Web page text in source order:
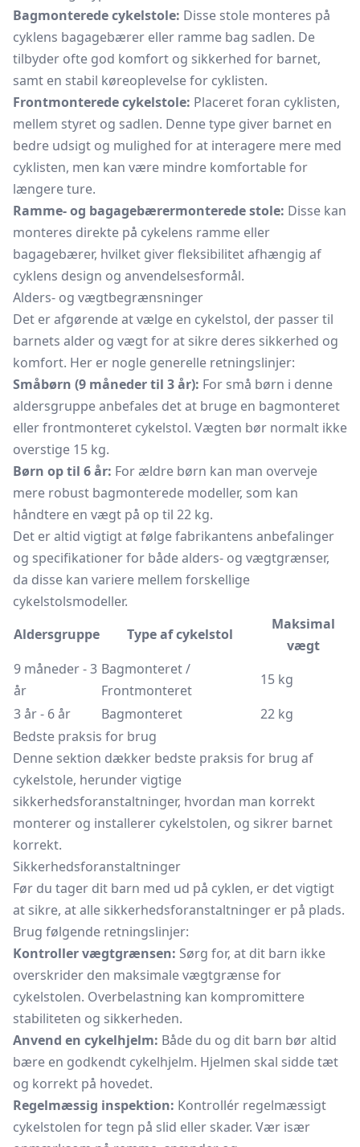
Bagmonterede cykelstole: Disse stole monteres på
cyklens bagagebærer eller ramme bag sadlen. De
tilbyder ofte god komfort og sikkerhed for barnet,
samt en stabil køreoplevelse for cyklisten.
Frontmonterede cykelstole: Placeret foran cyklisten,
mellem styret og sadlen. Denne type giver barnet en
bedre udsigt og mulighed for at interagere mere med
cyklisten, men kan være mindre komfortable for
længere ture.
Ramme- og bagagebærermonterede stole: Disse kan
monteres direkte på cykelens ramme eller
bagagebærer, hvilket giver fleksibilitet afhængig af
cyklens design og anvendelsesformål.
Alders- og vægtbegrænsninger
Det er afgørende at vælge en cykelstol, der passer til
barnets alder og vægt for at sikre deres sikkerhed og
komfort. Her er nogle generelle retningslinjer:
Småbørn (9 måneder til 3 år): For små børn i denne
aldersgruppe anbefales det at bruge en bagmonteret
eller frontmonteret cykelstol. Vægten bør normalt ikke
overstige 15 kg.
Børn op til 6 år: For ældre børn kan man overveje
mere robust bagmonterede modeller, som kan
håndtere en vægt på op til 22 kg.
Det er altid vigtigt at følge fabrikantens anbefalinger
og specifikationer for både alders- og vægtgrænser,
da disse kan variere mellem forskellige
cykelstolsmodeller.
Aldersgruppe
Type af cykelstol
Maksimal
vægt
9 måneder - 3
år
Bagmonteret /
Frontmonteret
15 kg
3 år - 6 år
Bagmonteret
22 kg
Bedste praksis for brug
Denne sektion dækker bedste praksis for brug af
cykelstole, herunder vigtige
sikkerhedsforanstaltninger, hvordan man korrekt
monterer og installerer cykelstolen, og sikrer barnet
korrekt.
Sikkerhedsforanstaltninger
Før du tager dit barn med ud på cyklen, er det vigtigt
at sikre, at alle sikkerhedsforanstaltninger er på plads.
Brug følgende retningslinjer:
Kontroller vægtgrænsen: Sørg for, at dit barn ikke
overskrider den maksimale vægtgrænse for
cykelstolen. Overbelastning kan kompromittere
stabiliteten og sikkerheden.
Anvend en cykelhjelm: Både du og dit barn bør altid
bære en godkendt cykelhjelm. Hjelmen skal sidde tæt
og korrekt på hovedet.
Regelmæssig inspektion: Kontrollér regelmæssigt
cykelstolen for tegn på slid eller skader. Vær især